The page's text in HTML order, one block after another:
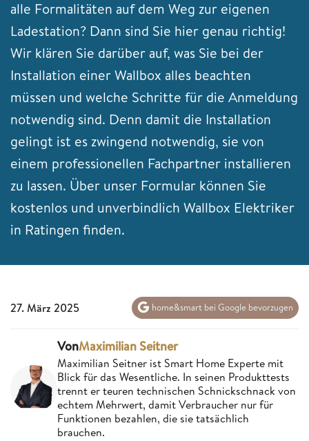
alle Formalitäten auf dem Weg zur eigenen
Ladestation? Dann sind Sie hier genau richtig!
Wir klären Sie darüber auf, was Sie bei der
Installation einer Wallbox alles beachten
müssen und welche Schritte für die Anmeldung
notwendig sind. Denn damit die Installation
gelingt ist es zwingend notwendig, sie von
einem professionellen Fachpartner installieren
zu lassen. Über unser Formular können Sie
kostenlos und unverbindlich Wallbox Elektriker
in Ratingen finden.
27. März 2025 home&smart bei Google bevorzugen
VonMaximilian Seitner
Maximilian Seitner ist Smart Home Experte mit
Blick für das Wesentliche. In seinen Produkttests
trennt er teuren technischen Schnickschnack von
echtem Mehrwert, damit Verbraucher nur für
Funktionen bezahlen, die sie tatsächlich
brauchen.